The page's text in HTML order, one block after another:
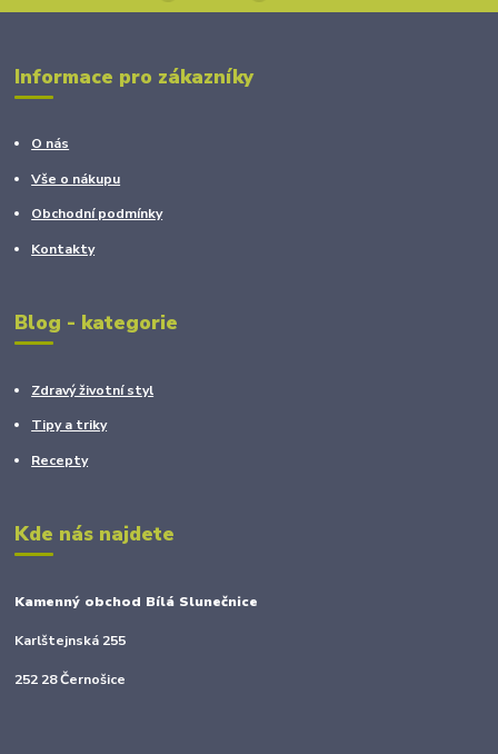
Informace pro zákazníky
O nás
Vše o nákupu
Obchodní podmínky
Kontakty
Blog - kategorie
Zdravý životní styl
Tipy a triky
Recepty
Kde nás najdete
Kamenný obchod Bílá Slunečnice
Karlštejnská 255
252 28 Černošice